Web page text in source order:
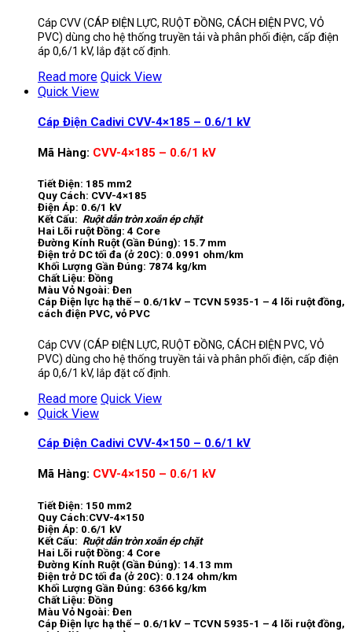
Cáp CVV (CÁP ĐIỆN LỰC, RUỘT ĐỒNG, CÁCH ĐIỆN PVC, VỎ
PVC) dùng cho hệ thống truyền tải và phân phối điện, cấp điện
áp 0,6/1 kV, lắp đặt cố định.
Read more Quick View
Quick View
Cáp Điện Cadivi CVV-4×185 – 0.6/1 kV
Mã Hàng: CVV-4×185 – 0.6/1 kV
Tiết Điện: 185 mm2
Quy Cách: CVV-4×185
Điện Áp: 0.6/1 kV
Kết Cấu: Ruột dẫn tròn xoắn ép chặt
Hai Lõi ruột Đồng: 4 Core
Đường Kính Ruột (Gần Đúng): 15.7 mm
Điện trở DC tối đa (ở 20C): 0.0991 ohm/km
Khối Lượng Gần Đúng: 7874 kg/km
Chất Liệu: Đồng
Màu Vỏ Ngoài: Đen
Cáp Điện lực hạ thế – 0.6/1kV – TCVN 5935-1 – 4 lõi ruột đồng,
cách điện PVC, vỏ PVC
Cáp CVV (CÁP ĐIỆN LỰC, RUỘT ĐỒNG, CÁCH ĐIỆN PVC, VỎ
PVC) dùng cho hệ thống truyền tải và phân phối điện, cấp điện
áp 0,6/1 kV, lắp đặt cố định.
Read more Quick View
Quick View
Cáp Điện Cadivi CVV-4×150 – 0.6/1 kV
Mã Hàng: CVV-4×150 – 0.6/1 kV
Tiết Điện: 150 mm2
Quy Cách:CVV-4×150
Điện Áp: 0.6/1 kV
Kết Cấu: Ruột dẫn tròn xoắn ép chặt
Hai Lõi ruột Đồng: 4 Core
Đường Kính Ruột (Gần Đúng): 14.13 mm
Điện trở DC tối đa (ở 20C): 0.124 ohm/km
Khối Lượng Gần Đúng: 6366 kg/km
Chất Liệu: Đồng
Màu Vỏ Ngoài: Đen
Cáp Điện lực hạ thế – 0.6/1kV – TCVN 5935-1 – 4 lõi ruột đồng,